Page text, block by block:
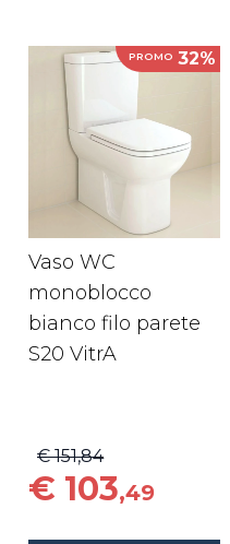
PROMO 32%
Vaso WC
monoblocco
bianco filo parete
S20 VitrA
€ 103,49
€ 151,84